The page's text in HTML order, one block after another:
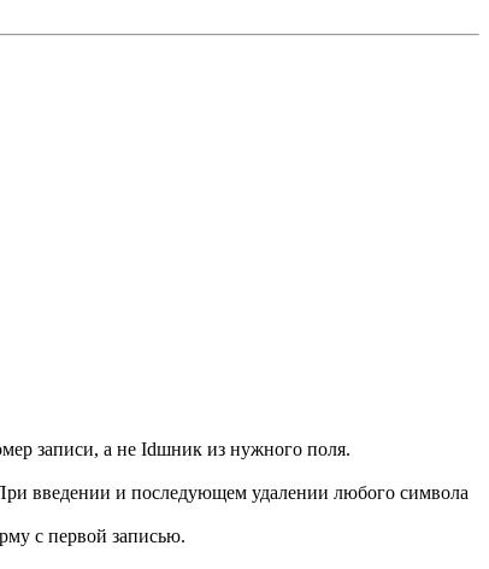
записи, а не Idшник из нужного поля.
введении и последующем удалении любого символа
с первой записью.